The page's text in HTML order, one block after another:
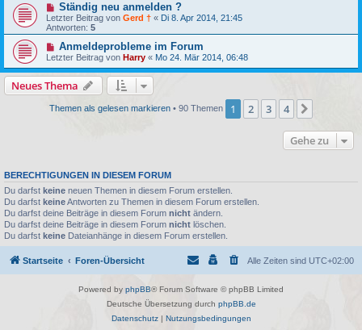
Ständig neu anmelden ?
Letzter Beitrag von Gerd † « Di 8. Apr 2014, 21:45
Antworten: 5
Anmeldeprobleme im Forum
Letzter Beitrag von Harry « Mo 24. Mär 2014, 06:48
Neues Thema
Themen als gelesen markieren • 90 Themen 1 2 3 4
Gehe zu
BERECHTIGUNGEN IN DIESEM FORUM
Du darfst keine neuen Themen in diesem Forum erstellen.
Du darfst keineAntworten zu Themen in diesem Forum erstellen.
Du darfst deine Beiträge in diesem Forum nicht ändern.
Du darfst deine Beiträge in diesem Forum nicht löschen.
Du darfst keine Dateianhänge in diesem Forum erstellen.
Startseite Foren-Übersicht Alle Zeiten sind UTC+02:00
Powered by phpBB® Forum Software © phpBB Limited
Deutsche Übersetzung durch phpBB.de
Datenschutz| Nutzungsbedingungen